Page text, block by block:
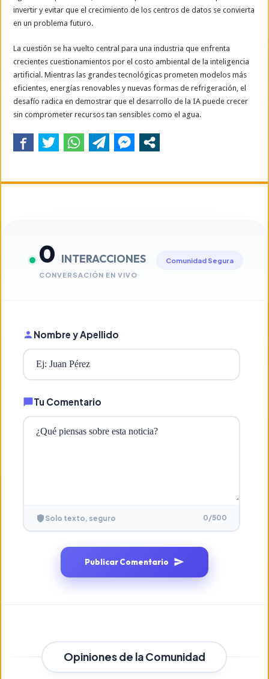
invertir y evitar que el crecimiento de los centros de datos se convierta
en un problema futuro.
La cuestión se ha vuelto central para una industria que enfrenta
crecientes cuestionamientos por el costo ambiental de la inteligencia
artificial. Mientras las grandes tecnológicas prometen modelos más
eficientes, energías renovables y nuevas formas de refrigeración, el
desafío radica en demostrar que el desarrollo de la IA puede crecer
sin comprometer recursos tan sensibles como el agua.
0 INTERACCIONES
CONVERSACIÓN EN VIVO
Comunidad Segura
Nombre y Apellido
Tu Comentario
Solo texto, seguro 0/500
Publicar Comentario
Opiniones de la Comunidad